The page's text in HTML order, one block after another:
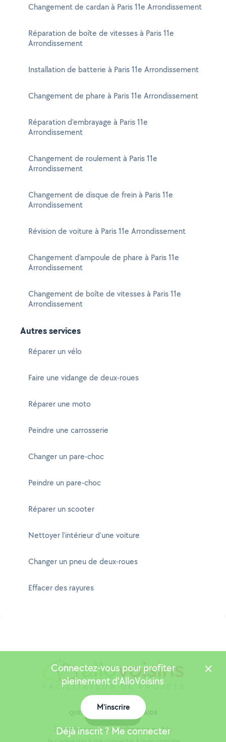
Changement de cardan à Paris 11e Arrondissement
Réparation de boîte de vitesses à Paris 11e
Arrondissement
Installation de batterie à Paris 11e Arrondissement
Changement de phare à Paris 11e Arrondissement
Réparation d'embrayage à Paris 11e
Arrondissement
Changement de roulement à Paris 11e
Arrondissement
Changement de disque de frein à Paris 11e
Arrondissement
Révision de voiture à Paris 11e Arrondissement
Changement d'ampoule de phare à Paris 11e
Arrondissement
Changement de boîte de vitesses à Paris 11e
Arrondissement
Autres services
Réparer un vélo
Faire une vidange de deux-roues
Réparer une moto
Peindre une carrosserie
Changer un pare-choc
Peindre un pare-choc
Réparer un scooter
Nettoyer l'intérieur d'une voiture
Changer un pneu de deux-roues
Effacer des rayures
QUESTIONS FRÉQUENTES / AIDE
Je n'arrive pas à faire vérifier mon mobile
Connectez-vous pour profiter
pleinement d'AlloVoisins
M'inscrire
Déjà inscrit ? Me connecter